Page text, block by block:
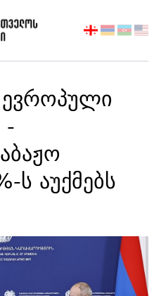
აირჩიეთ
-
ს აუქმებს